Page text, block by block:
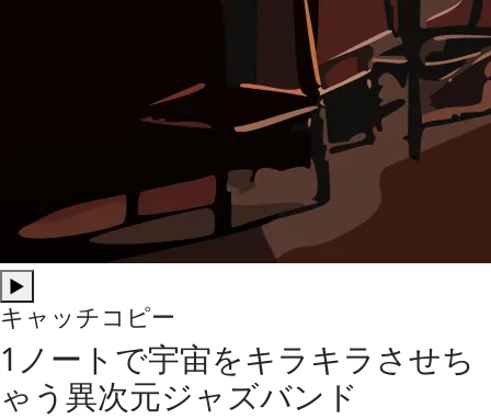
▶
キャッチコピー
1ノートで宇宙をキラキラさせち
ゃう異次元ジャズバンド